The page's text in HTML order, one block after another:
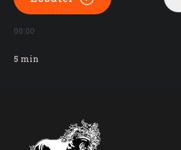
00:00
5 min